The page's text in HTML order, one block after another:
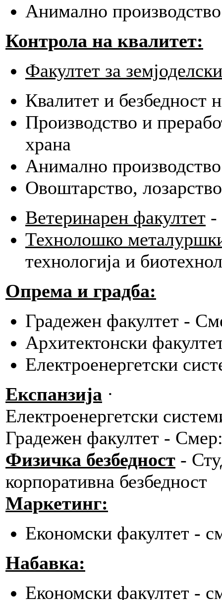
Анимално производство
Контрола на квалитет:
Факултет за
Квалитет и безбедност
Производство и
храна
Анимално производство
Овоштарство,
Ветеринарен факултет -
Технолошко
технологија и
Опрема и градба:
Градежен факултет -
Архитектонски
Електроенергетски
Експанзија ·
Електроенергетски
Градежен факултет -
Физичка безбедност -
корпоративна безбедност
Маркетинг:
Економски факултет -
Набавка:
Економски факултет -